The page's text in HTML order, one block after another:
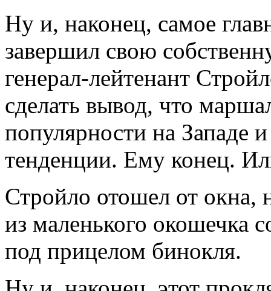
Ну и, наконец, самое
завершил свою
генерал-лейтенант
сделать вывод, что
популярности на Западе
тенденции. Ему конец.
Стройло отошел от окна,
из маленького окошечка
под прицелом бинокля.